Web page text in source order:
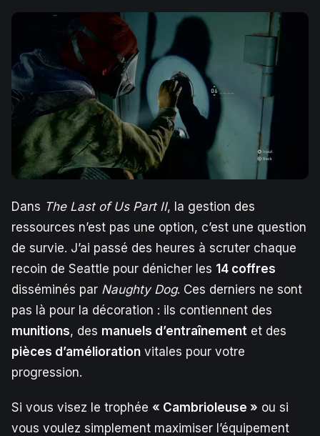
Dans The Last of Us Part II, la gestion des
ressources n’est pas une option, c’est une question
de survie. J’ai passé des heures à scruter chaque
recoin de Seattle pour dénicher les 14 coffres
disséminés par Naughty Dog. Ces derniers ne sont
pas là pour la décoration : ils contiennent des
munitions, des manuels d’entraînement et des
pièces d’amélioration vitales pour votre
progression.
Si vous visez le trophée « Cambrioleuse » ou si
vous voulez simplement maximiser l’équipement